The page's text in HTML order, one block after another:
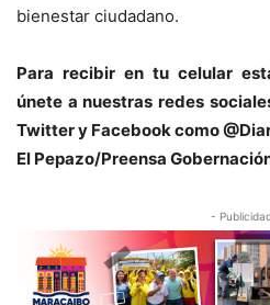
bienestar ciudadano.
Para recibir en tu celular
únete a nuestras redes
Twitter y Facebook como
El Pepazo/Preensa
-